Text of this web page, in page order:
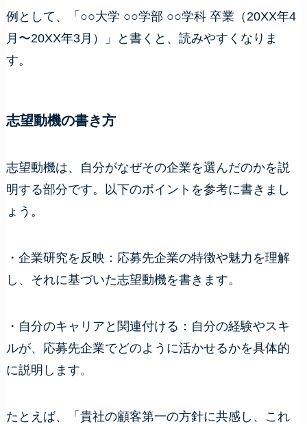
例として、「○○大学 ○○学部 ○○学科 卒業（20XX年4
月〜20XX年3月）」と書くと、読みやすくなりま
す。
志望動機の書き方
志望動機は、自分がなぜその企業を選んだのかを説
明する部分です。以下のポイントを参考に書きまし
ょう。
・企業研究を反映：応募先企業の特徴や魅力を理解
し、それに基づいた志望動機を書きます。
・自分のキャリアと関連付ける：自分の経験やスキ
ルが、応募先企業でどのように活かせるかを具体的
に説明します。
たとえば、「貴社の顧客第一の方針に共感し、これ